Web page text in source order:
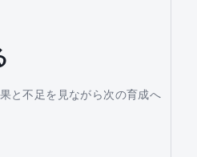
と不足を見ながら次の育成へ